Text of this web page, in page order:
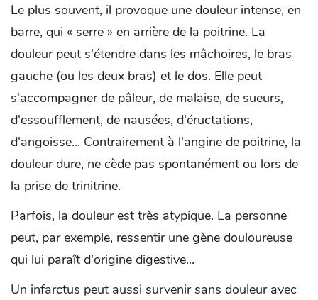
Le plus souvent, il provoque une douleur intense, en
barre, qui « serre » en arrière de la poitrine. La
douleur peut s'étendre dans les mâchoires, le bras
gauche (ou les deux bras) et le dos. Elle peut
s'accompagner de pâleur, de malaise, de sueurs,
d'essoufflement, de nausées, d'éructations,
d'angoisse... Contrairement à l'angine de poitrine, la
douleur dure, ne cède pas spontanément ou lors de
la prise de trinitrine.
Parfois, la douleur est très atypique. La personne
peut, par exemple, ressentir une gène douloureuse
qui lui paraît d'origine digestive...
Un infarctus peut aussi survenir sans douleur avec